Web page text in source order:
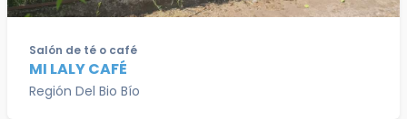
Salón de té o café
MI LALY CAFÉ
Región Del Bio Bío